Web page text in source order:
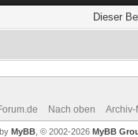
Dieser
Nach oben Archiv-
MyBB, © 2002-2026 MyBB